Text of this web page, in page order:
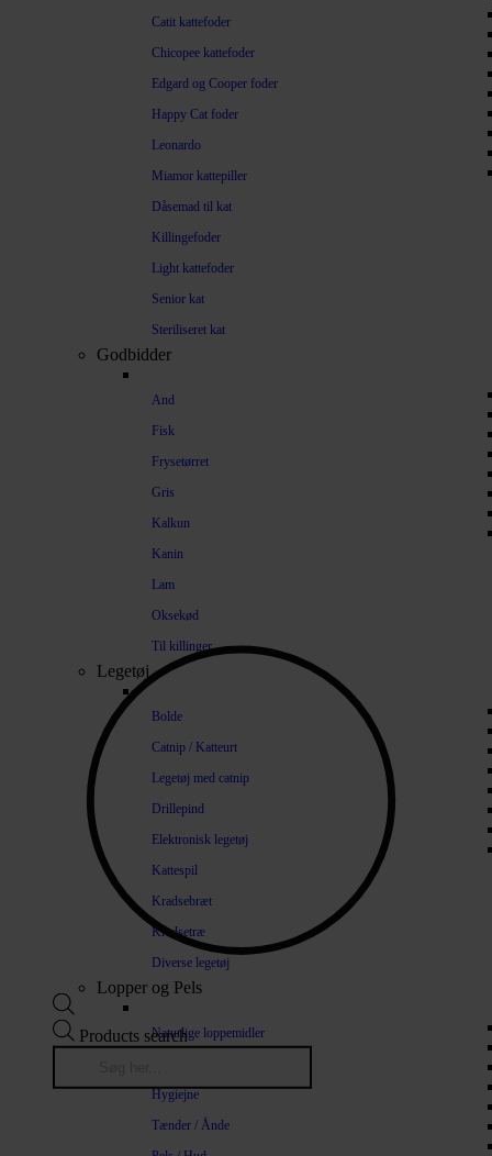
Catit kattefoder
Chicopee kattefoder
Edgard og Cooper foder
Happy Cat foder
Leonardo
Miamor kattepiller
Dåsemad til kat
Killingefoder
Light kattefoder
Senior kat
Steriliseret kat
Godbidder
And
Fisk
Frysetørret
Gris
Kalkun
Kanin
Lam
Oksekød
Til killinger
Legetøj
Bolde
Catnip / Katteurt
Legetøj med catnip
Drillepind
Elektronisk legetøj
Kattespil
Kradsebræt
Kradsetræ
Diverse legetøj
Lopper og Pels
Naturlige loppemidler
Hygiejne
Tænder / Ånde
Products search